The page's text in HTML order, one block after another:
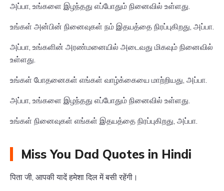
அப்பா, உங்களை இழந்தது எப்போதும் நினைவில் உள்ளது.
உங்கள் அன்பின் நினைவுகள் நம் இதயத்தை நிரப்புகிறது, அப்பா.
அப்பா, உங்களின் அரண்மனையில் அடைவது மிகவும் நினைவில்
உள்ளது.
உங்கள் போதனைகள் எங்கள் வாழ்க்கையை மாற்றியது, அப்பா.
அப்பா, உங்களை இழந்தது எப்போதும் நினைவில் உள்ளது.
உங்கள் நினைவுகள் எங்கள் இதயத்தை நிரப்புகிறது, அப்பா.
Miss You Dad Quotes in Hindi
पिता जी, आपकी यादें हमेशा दिल में बसी रहेंगी।